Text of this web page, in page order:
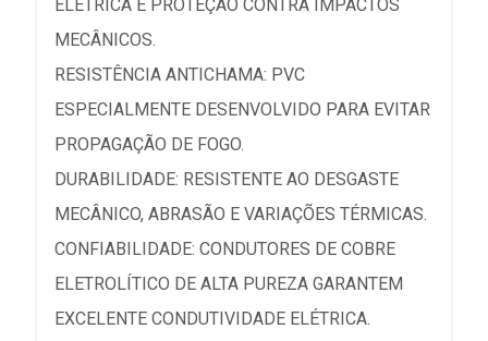
ELÉTRICA E PROTEÇÃO CONTRA IMPACTOS
MECÂNICOS.
RESISTÊNCIA ANTICHAMA: PVC
ESPECIALMENTE DESENVOLVIDO PARA EVITAR
PROPAGAÇÃO DE FOGO.
DURABILIDADE: RESISTENTE AO DESGASTE
MECÂNICO, ABRASÃO E VARIAÇÕES TÉRMICAS.
CONFIABILIDADE: CONDUTORES DE COBRE
ELETROLÍTICO DE ALTA PUREZA GARANTEM
EXCELENTE CONDUTIVIDADE ELÉTRICA.